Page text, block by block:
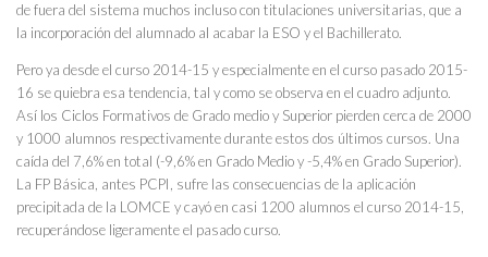
de fuera del sistema muchos incluso con titulaciones universitarias, que a
la incorporación del alumnado al acabar la ESO y el Bachillerato.
Pero ya desde el curso 2014-15 y especialmente en el curso pasado 2015-
16 se quiebra esa tendencia, tal y como se observa en el cuadro adjunto.
Así los Ciclos Formativos de Grado medio y Superior pierden cerca de 2000
y 1000 alumnos respectivamente durante estos dos últimos cursos. Una
caída del 7,6% en total (-9,6% en Grado Medio y -5,4% en Grado Superior).
La FP Básica, antes PCPI, sufre las consecuencias de la aplicación
precipitada de la LOMCE y cayó en casi 1200 alumnos el curso 2014-15,
recuperándose ligeramente el pasado curso.